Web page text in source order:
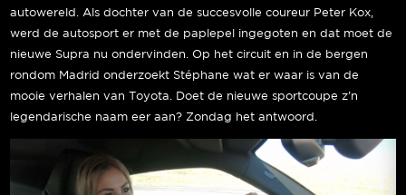
autowereld. Als dochter van de succesvolle coureur Peter Kox,
werd de autosport er met de paplepel ingegoten en dat moet de
nieuwe Supra nu ondervinden. Op het circuit en in de bergen
rondom Madrid onderzoekt Stéphane wat er waar is van de
mooie verhalen van Toyota. Doet de nieuwe sportcoupe z’n
legendarische naam eer aan? Zondag het antwoord.